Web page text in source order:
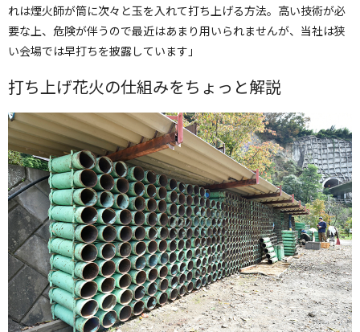
れは煙火師が筒に次々と玉を入れて打ち上げる方法。高い技術が必
要な上、危険が伴うので最近はあまり用いられませんが、当社は狭
い会場では早打ちを披露しています」
打ち上げ花火の仕組みをちょっと解説